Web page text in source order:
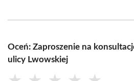
Oceń: Zaproszenie na
ulicy Lwowskiej